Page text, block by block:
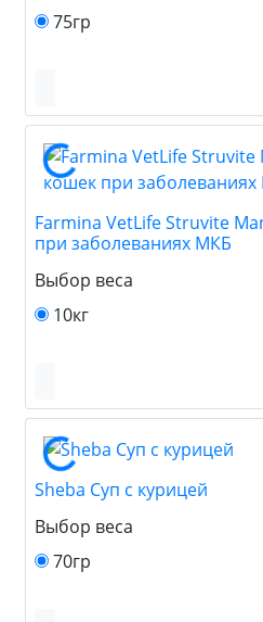
75гр
Farmina VetLife Struvite
при заболеваниях МКБ
Выбор веса
10кг
Sheba Суп с курицей
Выбор веса
70гр